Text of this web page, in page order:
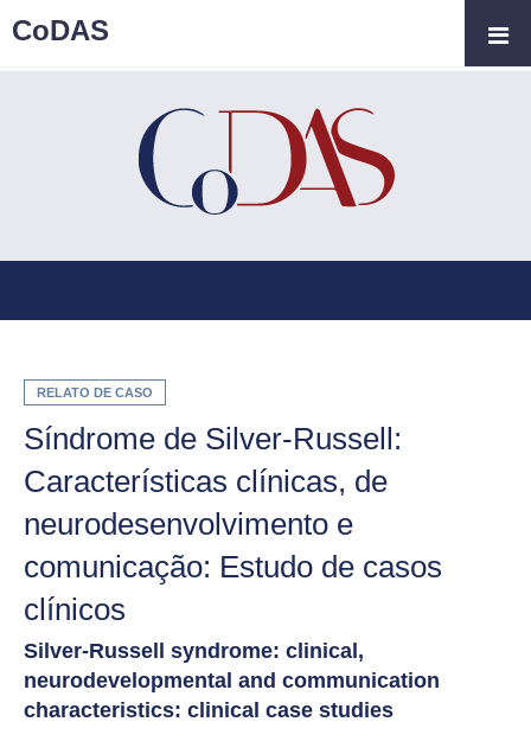
RELATO DE CASO
Síndrome de Silver-Russell:
Características clínicas, de
neurodesenvolvimento e
comunicação: Estudo de casos
clínicos
Silver-Russell syndrome: clinical,
neurodevelopmental and communication
characteristics: clinical case studies
CoDAS